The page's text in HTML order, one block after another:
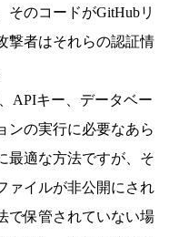
そのコードがGitHubリ
撃者はそれらの認証情
APIキー、データベー
ンの実行に必要なあら
最適な方法ですが、そ
ァイルが非公開にされ
で保管されていない場